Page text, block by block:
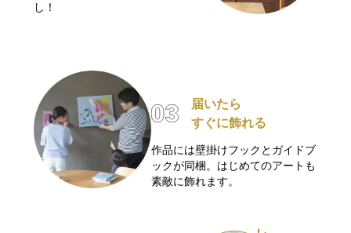
し！
届いたら
すぐに飾れる
作品には壁掛けフックとガイドブ
ックが同梱。はじめてのアートも
素敵に飾れます。